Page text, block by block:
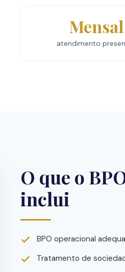
Mensal
atendimento
O que o
inclui
BPO operacional
Tratamento de